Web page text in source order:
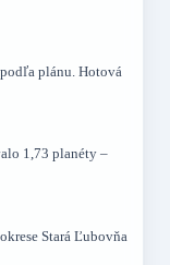
plánu. Hotová
1,73 planéty –
Stará Ľubovňa